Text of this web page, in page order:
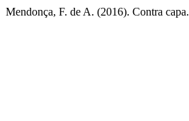
Mendonça, F. de A. (2016). Contra capa.